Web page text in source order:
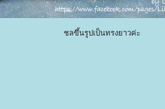
ชลขึ้นรูปเป็นทรงยาวค่ะ